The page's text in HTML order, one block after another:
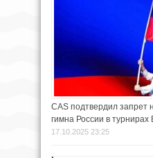
CAS подтвердил запрет
гимна России в турнирах
17.10.2025 23:25